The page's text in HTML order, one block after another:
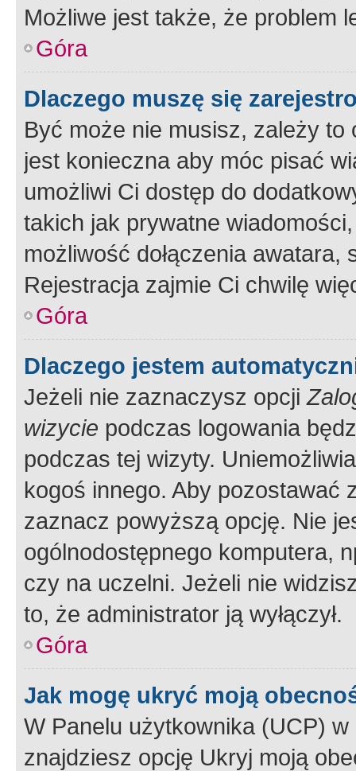
Możliwe jest także, że problem
Góra
Dlaczego muszę się
Być może nie musisz, zależy
jest konieczna aby móc pisać
umożliwi Ci dostęp do
takich jak prywatne
możliwość dołączenia
Rejestracja zajmie Ci chwilę
Góra
Dlaczego jestem
Jeżeli nie zaznaczysz opcji
wizycie podczas logowania
podczas tej wizyty.
kogoś innego. Aby pozostawać
zaznacz powyższą opcję. Nie
ogólnodostępnego komputera,
czy na uczelni. Jeżeli nie
to, że administrator ją wyłączył.
Góra
Jak mogę ukryć moją
W Panelu użytkownika (UCP) w
znajdziesz opcję Ukryj moją